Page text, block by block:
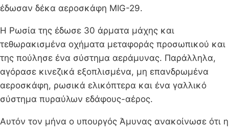
έδωσαν δέκα αεροσκάφη MIG-29.
Η Ρωσία της έδωσε 30 άρματα μάχης και
τεθωρακισμένα οχήματα μεταφοράς προσωπικού και
της πούλησε ένα σύστημα αεράμυνας. Παράλληλα,
αγόρασε κινεζικά εξοπλισμένα, μη επανδρωμένα
αεροσκάφη, ρωσικά ελικόπτερα και ένα γαλλικό
σύστημα πυραύλων εδάφους-αέρος.
Αυτόν τον μήνα ο υπουργός Άμυνας ανακοίνωσε ότι η